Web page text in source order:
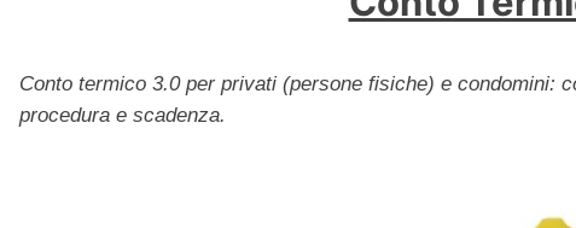
Conto termico 3.0 per privati (persone fisiche) e condomini:
procedura e scadenza.